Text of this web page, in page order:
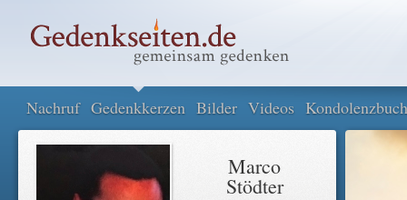
Nachruf Gedenkkerzen Bilder Videos Kondolenzbuch
Marco
Stödter